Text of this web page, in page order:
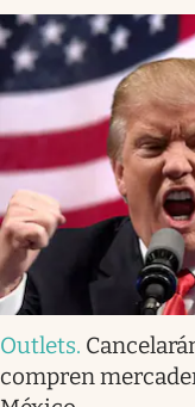
Outlets.
compren